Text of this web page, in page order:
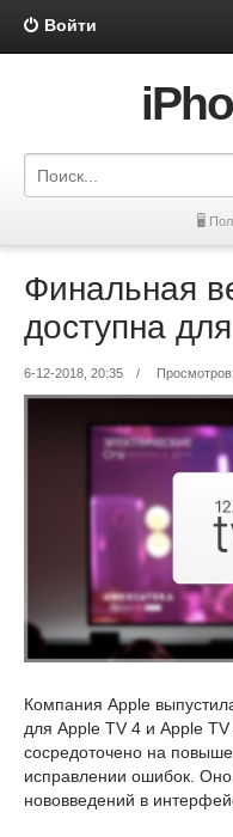
Войти
🖥
Финальная
доступна
6-12-2018, 20:35 /
Компания Apple
для Apple TV 4 и Apple
сосредоточено на
исправлении ошибок.
нововведений в